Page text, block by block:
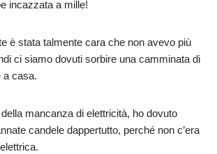
incazzata a mille!
è stata talmente cara che non avevo più
ci siamo dovuti sorbire una camminata di
a casa.
mancanza di elettricità, ho dovuto
candele dappertutto, perché non c’era